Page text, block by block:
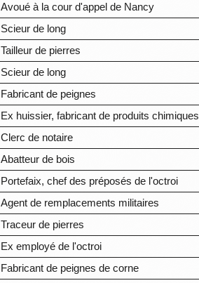
Avoué à la cour d'appel de Nancy
Scieur de long
Tailleur de pierres
Scieur de long
Fabricant de peignes
Ex huissier, fabricant de produits chimiques
Clerc de notaire
Abatteur de bois
Portefaix, chef des préposés de l'octroi
Agent de remplacements militaires
Traceur de pierres
Ex employé de l'octroi
Fabricant de peignes de corne